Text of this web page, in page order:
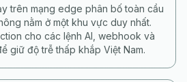
trên mạng edge phân bố toàn cầu
nằm ở một khu vực duy nhất.
cho các lệnh AI, webhook và
giữ độ trễ thấp khắp Việt Nam.